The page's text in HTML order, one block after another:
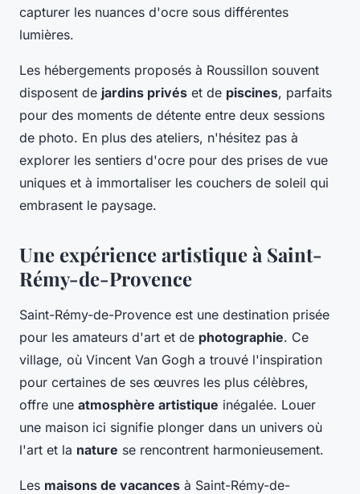
capturer les nuances d'ocre sous différentes
lumières.
Les hébergements proposés à Roussillon souvent
disposent de jardins privés et de piscines, parfaits
pour des moments de détente entre deux sessions
de photo. En plus des ateliers, n'hésitez pas à
explorer les sentiers d'ocre pour des prises de vue
uniques et à immortaliser les couchers de soleil qui
embrasent le paysage.
Une expérience artistique à Saint-
Rémy-de-Provence
Saint-Rémy-de-Provence est une destination prisée
pour les amateurs d'art et de photographie. Ce
village, où Vincent Van Gogh a trouvé l'inspiration
pour certaines de ses œuvres les plus célèbres,
offre une atmosphère artistique inégalée. Louer
une maison ici signifie plonger dans un univers où
l'art et la nature se rencontrent harmonieusement.
Les maisons de vacances à Saint-Rémy-de-